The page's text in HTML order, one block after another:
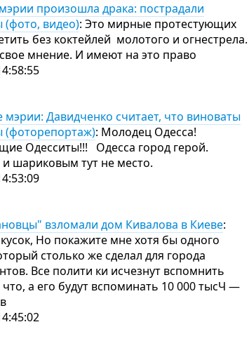
произошла драка: пострадали
(фото, видео): Это мирные протестующих
без коктейлей молотого и огнестрела.
мнение. И имеют на это право
мэрии: Давидченко считает, что виноваты
(фоторепортаж): Молодец Одесса!
Одесситы!!! Одесса город герой.
шариковым тут не место.
взломали дом Кивалова в Киеве:
Но покажите мне хотя бы одного
столько же сделал для города
Все полити ки исчезнут вспомнить
что, а его будут вспоминать 10 000 тысЧ —